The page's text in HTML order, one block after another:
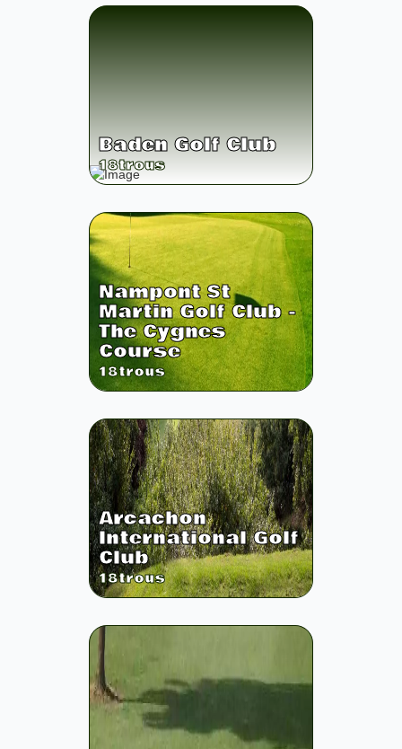
Baden Golf Club
18trous
Nampont St
Martin Golf Club -
The Cygnes
Course
18trous
Arcachon
International Golf
Club
18trous